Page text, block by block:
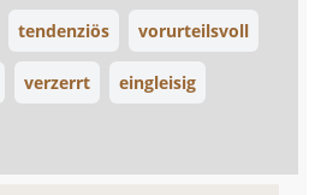
tendenziös vorurteilsvoll
verzerrt eingleisig